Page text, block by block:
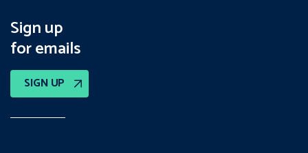
Sign up
for emails
SIGN UP